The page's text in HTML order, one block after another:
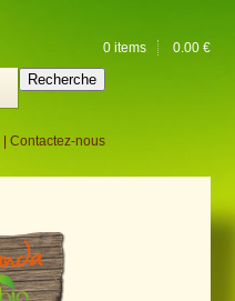
0 items 0.00 €
Recherche
Contactez-nous